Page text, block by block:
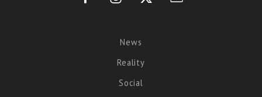
News
Reality
Social